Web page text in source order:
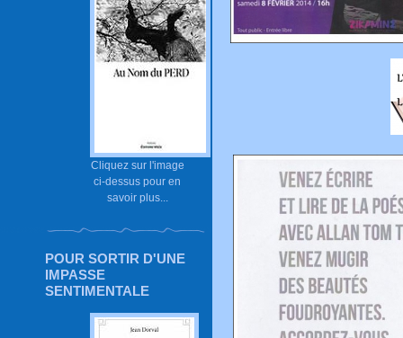
Cliquez sur l'image
ci-dessus pour en
savoir plus...
POUR SORTIR D'UNE
IMPASSE
SENTIMENTALE